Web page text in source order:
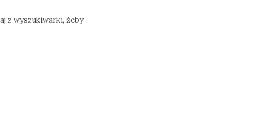
z wyszukiwarki, żeby